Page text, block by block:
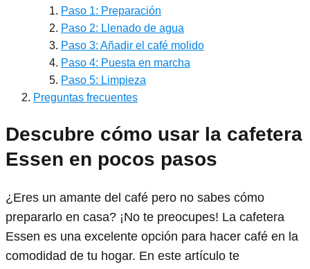
Paso 1: Preparación
Paso 2: Llenado de agua
Paso 3: Añadir el café molido
Paso 4: Puesta en marcha
Paso 5: Limpieza
Preguntas frecuentes
Descubre cómo usar la cafetera
Essen en pocos pasos
¿Eres un amante del café pero no sabes cómo
prepararlo en casa? ¡No te preocupes! La cafetera
Essen es una excelente opción para hacer café en la
comodidad de tu hogar. En este artículo te